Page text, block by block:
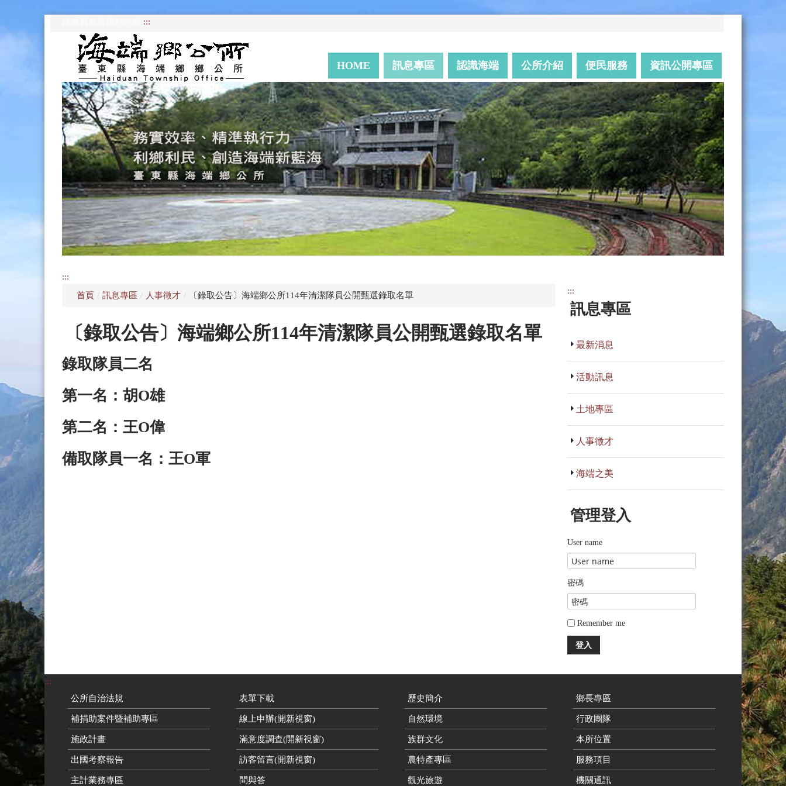
:::
HOME 訊息專區 認識海端 公所介紹 便民服務 資訊公開專區
:::
首頁 / 訊息專區 / 人事徵才 / 〔錄取公告〕海端鄉公所114年清潔隊員公開甄選錄取名單
〔錄取公告〕海端鄉公所114年清潔隊員公開甄選錄取名單
錄取隊員二名
第一名：胡Ο雄
第二名：王Ο偉
備取隊員一名：王Ο軍
:::
訊息專區
最新消息
活動訊息
土地專區
人事徵才
海端之美
管理登入
User name
密碼
Remember me
登入
:::
公所自治法規
補捐助案件暨補助專區
施政計畫
出國考察報告
主計業務專區
表單下載
線上申辦(開新視窗)
滿意度調查(開新視窗)
訪客留言(開新視窗)
問與答
歷史簡介
自然環境
族群文化
農特產專區
觀光旅遊
鄉長專區
行政團隊
本所位置
服務項目
機關通訊